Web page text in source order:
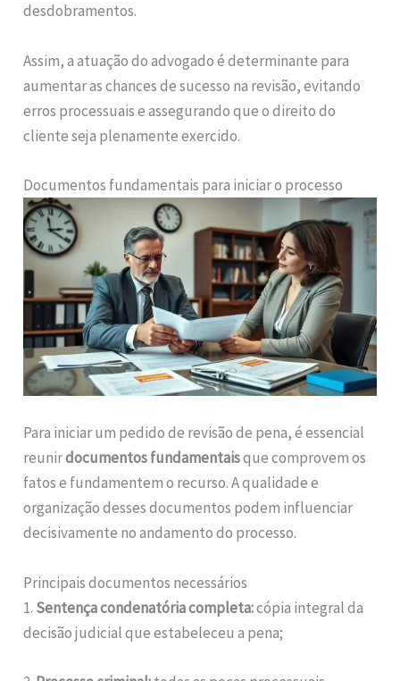
desdobramentos.
Assim, a atuação do advogado é determinante para
aumentar as chances de sucesso na revisão, evitando
erros processuais e assegurando que o direito do
cliente seja plenamente exercido.
Documentos fundamentais para iniciar o processo
Para iniciar um pedido de revisão de pena, é essencial
reunirdocumentos fundamentaisque comprovem os
fatos e fundamentem o recurso. A qualidade e
organização desses documentos podem influenciar
decisivamente no andamento do processo.
Principais documentos necessários
1. Sentença condenatória completa:cópia integral da
decisão judicial que estabeleceu a pena;